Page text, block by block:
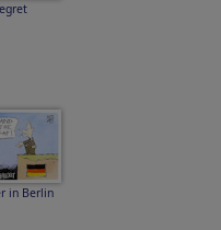
in Berlin